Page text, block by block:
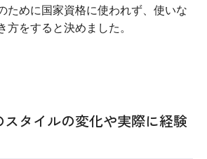
ために国家資格に使われず、使いな
方をすると決めました。
スタイルの変化や実際に経験